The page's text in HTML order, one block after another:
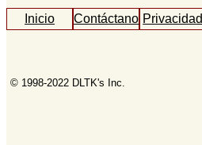
Inicio ContáctanosPrivacidad
© 1998-2022 DLTK's Inc.